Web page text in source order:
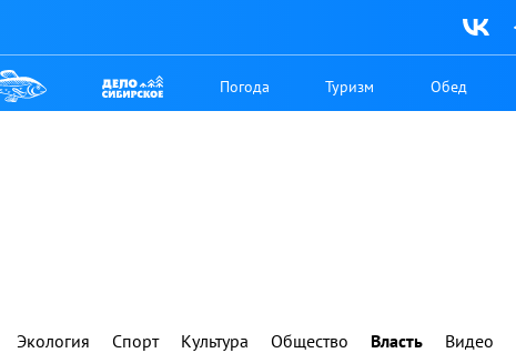
Погода Туризм Обед
Экология Спорт Культура Общество Власть Видео